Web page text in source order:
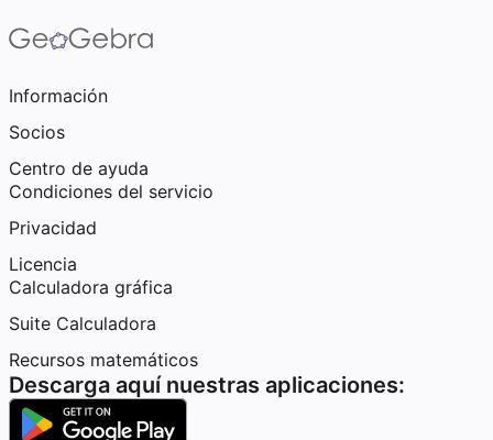
Información
Socios
Centro de ayuda
Condiciones del servicio
Privacidad
Licencia
Calculadora gráfica
Suite Calculadora
Recursos matemáticos
Descarga aquí nuestras aplicaciones: